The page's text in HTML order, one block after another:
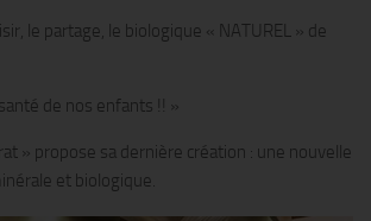
le partage, le biologique « NATUREL » de
de nos enfants !! »
» propose sa dernière création : une nouvelle
et biologique.